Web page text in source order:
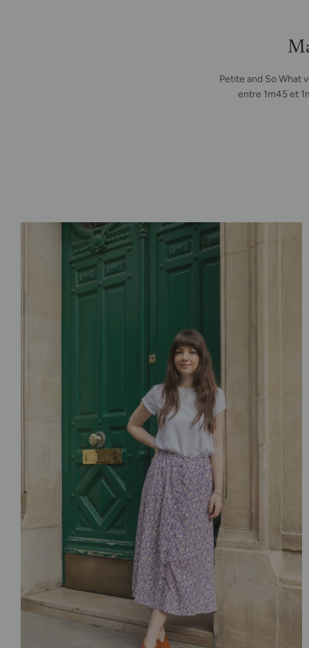
Petite and So What
entre 1m45 et